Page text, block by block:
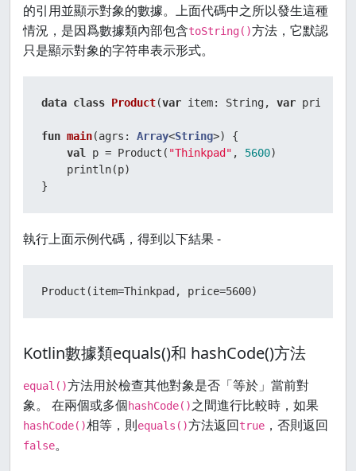
的引用並顯示對象的數據。上面代碼中之所以發生這種
情況，是因爲數據類內部包含toString()方法，它默認
只是顯示對象的字符串表示形式。
data class Product(var item: String, var price:
fun main(agrs: Array<String>)
{
val
p = Product( "Thinkpad" , 5600)
    println(p)
}
執行上面示例代碼，得到以下結果 -
Product(item=Thinkpad, price=5600)
Kotlin數據類equals()和 hashCode()方法
equal()方法用於檢查其他對象是否「等於」當前對
象。 在兩個或多個hashCode()之間進行比較時，如果
hashCode()相等，則equals()方法返回true ，否則返回
false。